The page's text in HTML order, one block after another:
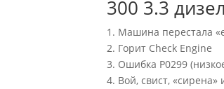
300 3.3
1. Машина перестала
2. Горит Check Engine
3. Ошибка P0299
4. Вой, свист,